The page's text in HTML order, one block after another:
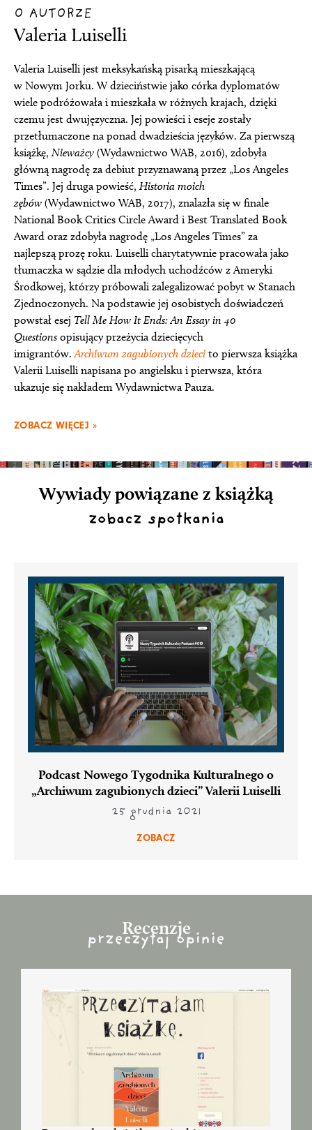
O AUTORZE
Valeria Luiselli
Valeria Luiselli jest meksykańską pisarką mieszkającą
w Nowym Jorku. W dzieciństwie jako córka dyplomatów
wiele podróżowała i mieszkała w różnych krajach, dzięki
czemu jest dwujęzyczna. Jej powieści i eseje zostały
przetłumaczone na ponad dwadzieścia języków. Za pierwszą
książkę, Nieważcy (Wydawnictwo WAB, 2016), zdobyła
główną nagrodę za debiut przyznawaną przez „Los Angeles
Times”. Jej druga powieść, Historia moich
zębów (Wydawnictwo WAB, 2017), znalazła się w finale
National Book Critics Circle Award i Best Translated Book
Award oraz zdobyła nagrodę „Los Angeles Times” za
najlepszą prozę roku. Luiselli charytatywnie pracowała jako
tłumaczka w sądzie dla młodych uchodźców z Ameryki
Środkowej, którzy próbowali zalegalizować pobyt w Stanach
Zjednoczonych. Na podstawie jej osobistych doświadczeń
powstał esej Tell Me How It Ends: An Essay in 40
Questions opisujący przeżycia dziecięcych
imigrantów.Archiwum zagubionych dzieci to pierwsza książka
Valerii Luiselli napisana po angielsku i pierwsza, która
ukazuje się nakładem Wydawnictwa Pauza.
ZOBACZ WIĘCEJ »
Wywiady powiązane z książką
zobacz spotkania
Podcast Nowego Tygodnika Kulturalnego o
„Archiwum zagubionych dzieci” Valerii Luiselli
25 grudnia 2021
ZOBACZ
Recenzje
przeczytaj opinie